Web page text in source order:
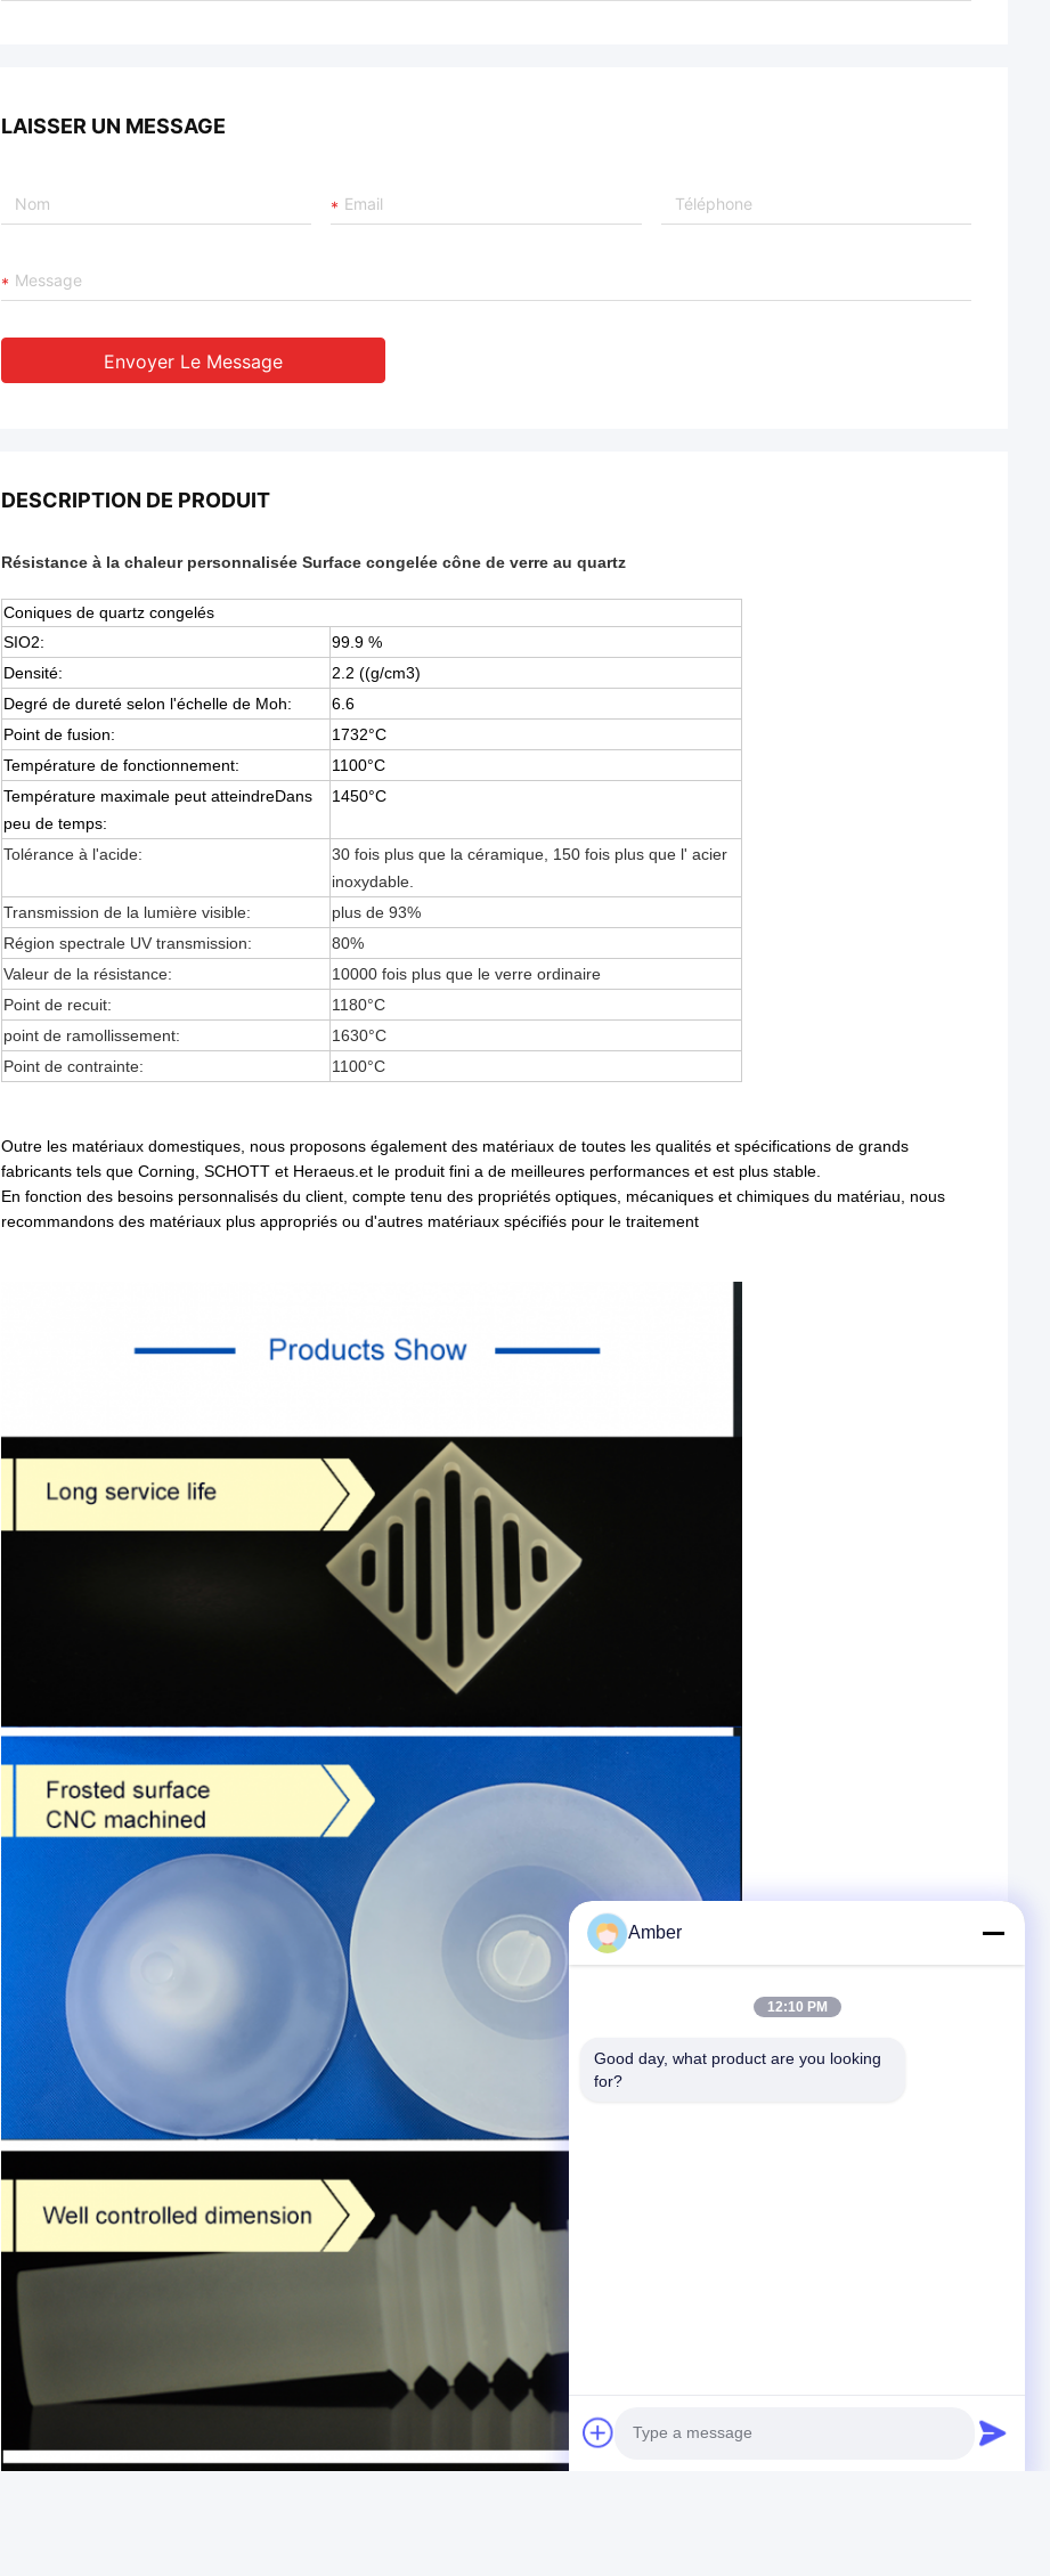
LAISSER UN MESSAGE
Envoyer Le Message
DESCRIPTION DE PRODUIT
Résistance à la chaleur personnalisée Surface congelée cône de verre au quartz
Coniques de quartz congelés
SIO2:
99.9 %
Densité:
2.2 ((g/cm3)
Degré de dureté selon l'échelle de Moh:
6.6
Point de fusion:
1732°C
Température de fonctionnement:
1100°C
Température maximale peut atteindreDans
peu de temps:
1450°C
Tolérance à l'acide:
30 fois plus que la céramique, 150 fois plus que l' acier
inoxydable.
Transmission de la lumière visible:
plus de 93%
Région spectrale UV transmission:
80%
Valeur de la résistance:
10000 fois plus que le verre ordinaire
Point de recuit: 1180°C
point de ramollissement:
1630°C
Point de contrainte:
1100°C
Outre les matériaux domestiques, nous proposons également des matériaux de toutes les qualités et spécifications de grands
fabricants tels que Corning, SCHOTT et Heraeus.et le produit fini a de meilleures performances et est plus stable.
En fonction des besoins personnalisés du client, compte tenu des propriétés optiques, mécaniques et chimiques du matériau, nous
recommandons des matériaux plus appropriés ou d'autres matériaux spécifiés pour le traitement
Amber
12:10 PM
Good day, what product are you looking
for?